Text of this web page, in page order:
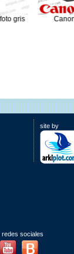
PF-08 Cabezal
site by
redes sociales
YoutubeBlog